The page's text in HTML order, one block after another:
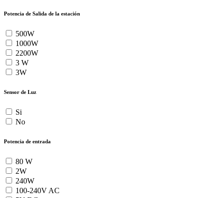
Potencia de Salida de la estación
500W
1000W
2200W
3 W
3W
Sensor de Luz
Si
No
Potencia de entrada
80 W
2W
240W
100-240V AC